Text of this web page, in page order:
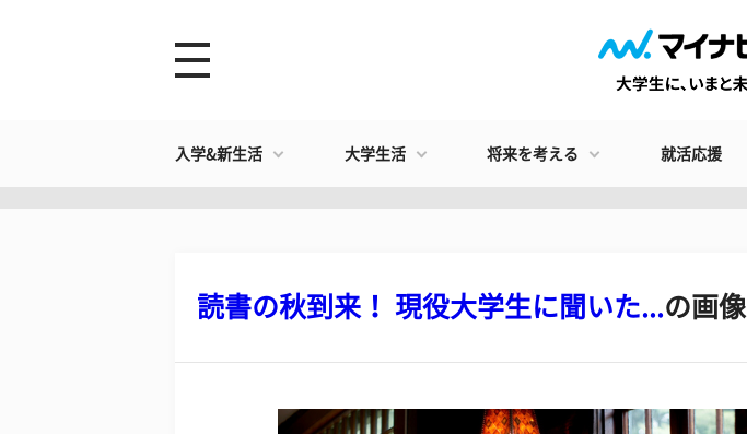
入学&新生活 大学生活 将来を考える 就活応援
読書の秋到来！ 現役大学生に聞いた...の画像